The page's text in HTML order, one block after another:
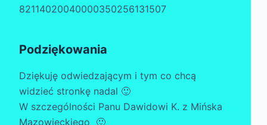
82114020040000350256131507
Podziękowania
Dziękuję odwiedzającym i tym co chcą
widzieć stronkę nadal 🙂
W szczególności Panu Dawidowi K. z Mińska
Mazowieckiego 🙂